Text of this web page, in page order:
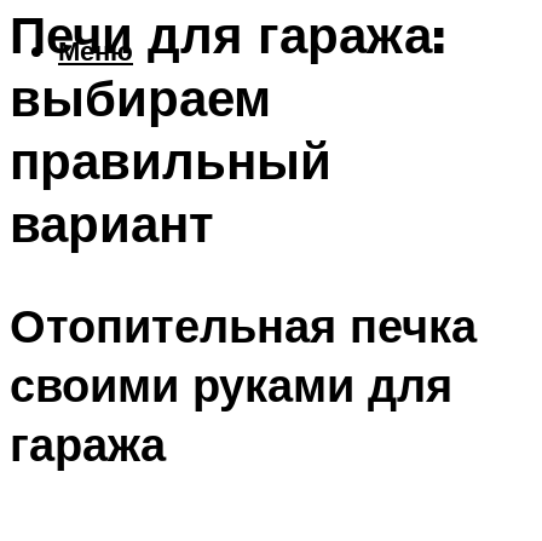
Меню
Печи для гаража:
выбираем
правильный
вариант
Отопительная печка
своими руками для
гаража